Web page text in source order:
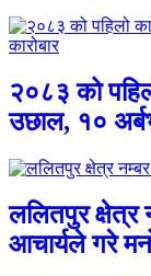
२०८३ को
उछाल, १०
ललितपुर क्षेत्र
आचार्यले गरे